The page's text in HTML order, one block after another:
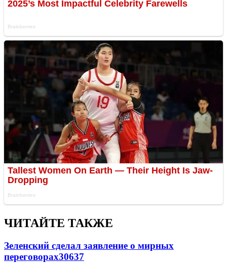
ЧИТАЙТЕ ТАКЖЕ
Зеленский сделал заявление о мирных
переговорах30637